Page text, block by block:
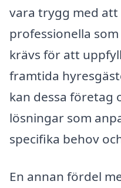
vara trygg med
professionella
krävs för att
framtida
kan dessa företag
lösningar som
specifika behov
En annan fördel